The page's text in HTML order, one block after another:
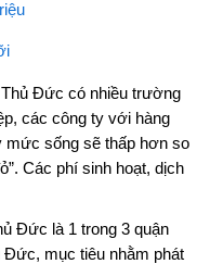
Đức có nhiều trường
các công ty với hàng
mức sống sẽ thấp hơn so
Các phí sinh hoạt, dịch
Đức là 1 trong 3 quận
mục tiêu nhằm phát